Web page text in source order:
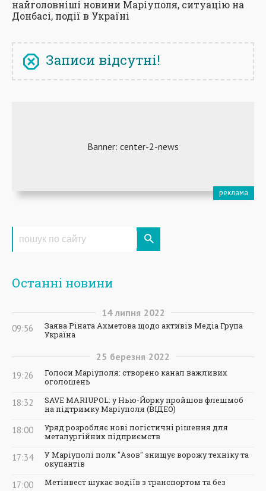
найголовніші новини Маріуполя, ситуацію на
Донбасі, події в Україні
Записи відсутні!
Останні новини
14 липня 2022
09:56
Заява Ріната Ахметова щодо активів Медіа Група
Україна
25 березня 2022
19:26
Голоси Маріуполя: створено канал важливих
оголошень
18:32
SAVE MARIUPOL: у Нью-Йорку пройшов флешмоб
на підтримку Маріуполя (ВІДЕО)
18:00
Уряд розробляє нові логістичні рішення для
металургійних підприємств
17:34
У Маріуполі полк "Азов" знищує ворожу техніку та
окупантів
17:00 Метінвест шукає водіїв з транспортом та без